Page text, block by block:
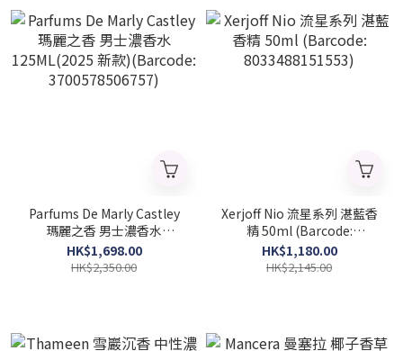
Parfums De Marly Castley
瑪麗之香 男士濃香水
125ML(2025 新款)
(Barcode: 3700578506757)
HK$1,698.00
HK$2,350.00
Xerjoff Nio 流星系列 湛藍香
精 50ml (Barcode:
8033488151553)
HK$1,180.00
HK$2,145.00